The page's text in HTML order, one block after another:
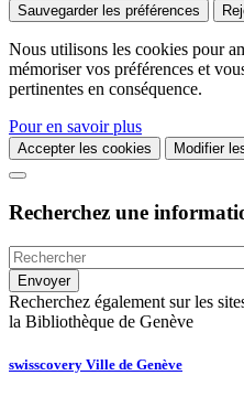
Sauvegarder les préférences
Nous utilisons les cookies pour
mémoriser vos préférences et
pertinentes en conséquence.
Pour en savoir plus
Accepter les cookies Modifier
Recherchez une
Recherchez également sur les
la Bibliothèque de Genève
swisscovery Ville de Genève